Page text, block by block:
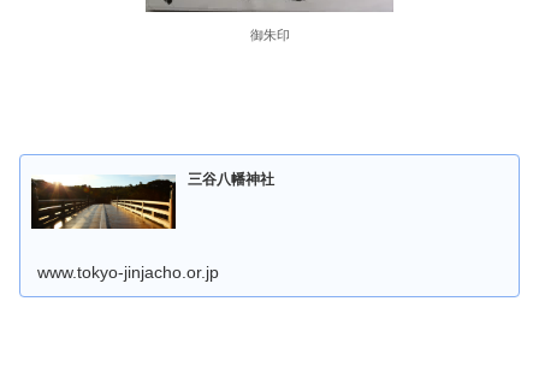
御朱印
三谷八幡神社
www.tokyo-jinjacho.or.jp